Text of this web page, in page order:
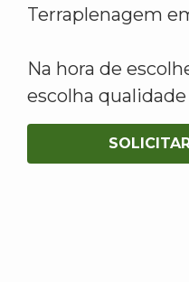
Terraplenagem
Na hora de
escolha